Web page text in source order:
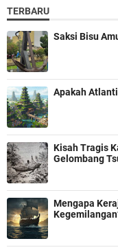
TERBARU
Saksi Bisu
Apakah
Kisah Tragis
Gelombang
Mengapa